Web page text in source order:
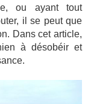
ou ayant tout
il se peut que
Dans cet article,
à désobéir et